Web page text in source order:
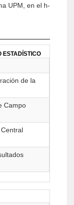
UPM, en el h-
ESTADÍSTICO
de la
Campo